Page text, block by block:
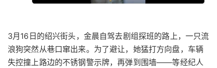
3月16日的绍兴街头，金晨自驾去剧组探班的路上，一只流
浪狗突然从巷口窜出来。为了避让，她猛打方向盘，车辆
失控撞上路边的不锈钢警示牌，再弹到围墙——等经纪人